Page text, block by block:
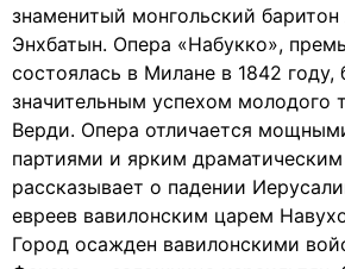
знаменитый монгольский
Энхбатын. Опера «Набукко»,
состоялась в Милане в 1842
значительным успехом молодого
Верди. Опера отличается
партиями и ярким
рассказывает о падении
евреев вавилонским царем
Город осажден вавилонскими